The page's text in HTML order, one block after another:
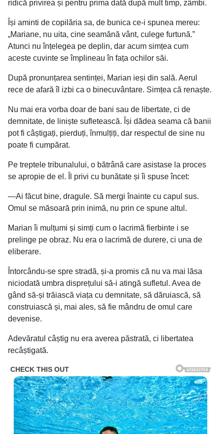
ridică privirea și pentru prima dată după mult timp, zâmbi.
Își aminti de copilăria sa, de bunica ce-i spunea mereu:
„Mariane, nu uita, cine seamănă vânt, culege furtună.”
Atunci nu înțelegea pe deplin, dar acum simțea cum
aceste cuvinte se împlineau în fața ochilor săi.
După pronunțarea sentinței, Marian ieși din sală. Aerul
rece de afară îl izbi ca o binecuvântare. Simțea că renaște.
Nu mai era vorba doar de bani sau de libertate, ci de
demnitate, de liniște sufletească. Își dădea seama că banii
pot fi câștigați, pierduți, înmulțiți, dar respectul de sine nu
poate fi cumpărat.
Pe treptele tribunalului, o bătrână care asistase la proces
se apropie de el. Îl privi cu bunătate și îi spuse încet:
—Ai făcut bine, dragule. Să mergi înainte cu capul sus.
Omul se măsoară prin inimă, nu prin ce spune altul.
Marian îi mulțumi și simți cum o lacrimă fierbinte i se
prelinge pe obraz. Nu era o lacrimă de durere, ci una de
eliberare.
Întorcându-se spre stradă, și-a promis că nu va mai lăsa
niciodată umbra disprețului să-i atingă sufletul. Avea de
gând să-și trăiască viața cu demnitate, să dăruiască, să
construiască și, mai ales, să fie mândru de omul care
devenise.
Adevăratul câștig nu era averea păstrată, ci libertatea
recâștigată.